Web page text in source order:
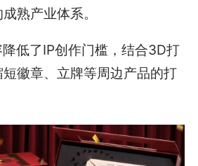
熟产业体系。
低了IP创作门槛，结合3D打
徽章、立牌等周边产品的打